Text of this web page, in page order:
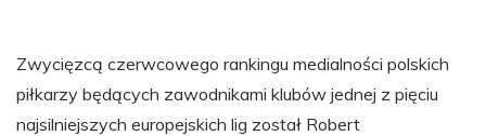
Zwycięzcą czerwcowego rankingu medialności polskich
piłkarzy będących zawodnikami klubów jednej z pięciu
najsilniejszych europejskich lig został Robert